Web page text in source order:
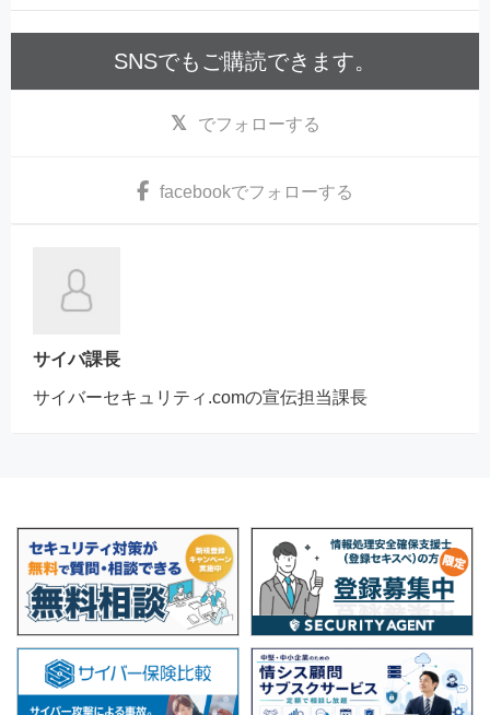
SNSでもご購読できます。
でフォローする
facebookでフォローする
サイバ課長
サイバーセキュリティ.comの宣伝担当課長